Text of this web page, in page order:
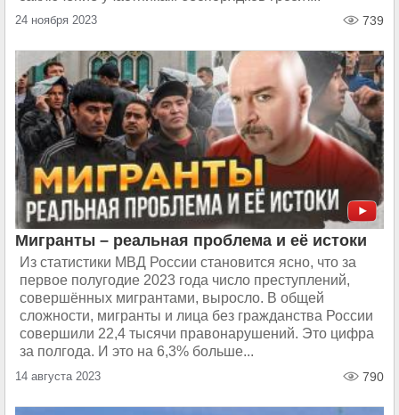
24 ноября 2023 739
Мигранты – реальная проблема и её истоки
Из статистики МВД России становится ясно, что за
первое полугодие 2023 года число преступлений,
совершённых мигрантами, выросло. В общей
сложности, мигранты и лица без гражданства России
совершили 22,4 тысячи правонарушений. Это цифра
за полгода. И это на 6,3% больше...
14 августа 2023 790